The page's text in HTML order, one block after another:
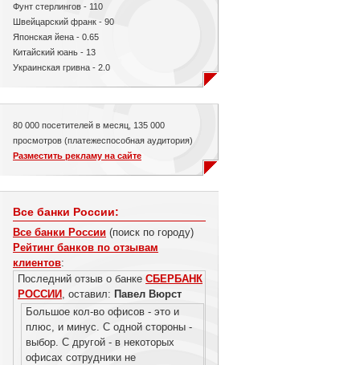
Фунт стерлингов - 110
Швейцарский франк - 90
Японская йена - 0.65
Китайский юань - 13
Украинская гривна - 2.0
80 000 посетителей в месяц, 135 000
просмотров (платежеспособная аудитория)
Разместить рекламу на сайте
Все банки России:
Все банки России (поиск по городу)
Рейтинг банков по отзывам
клиентов:
Последний отзыв о банке СБЕРБАНК
РОССИИ , оставил: Павел Вюрст
Большое кол-во офисов - это и
плюс, и минус. С одной стороны -
выбор. С другой - в некоторых
офисах сотрудники не